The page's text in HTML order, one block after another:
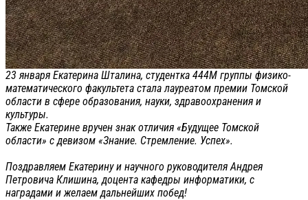
23 января Екатерина Шталина, студентка 444М группы физико-
математического факультета стала лауреатом премии Томской
области в сфере образования, науки, здравоохранения и
культуры.
Также Екатерине вручен знак отличия «Будущее Томской
области» с девизом «Знание. Стремление. Успех».
Поздравляем Екатерину и научного руководителя Андрея
Петровича Клишина, доцента кафедры информатики, с
наградами и желаем дальнейших побед!